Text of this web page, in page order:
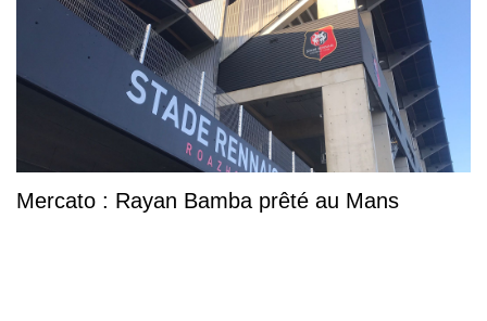
Mercato : Rayan Bamba prêté au Mans